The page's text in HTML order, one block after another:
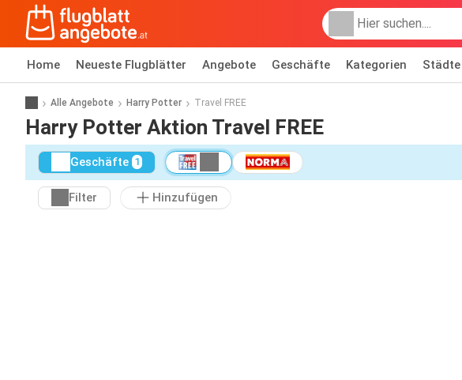
Home Neueste Flugblätter Angebote Geschäfte Kategorien Städte
Alle Angebote Harry Potter Travel FREE
Harry Potter Aktion Travel FREE
Geschäfte 1
Filter Hinzufügen